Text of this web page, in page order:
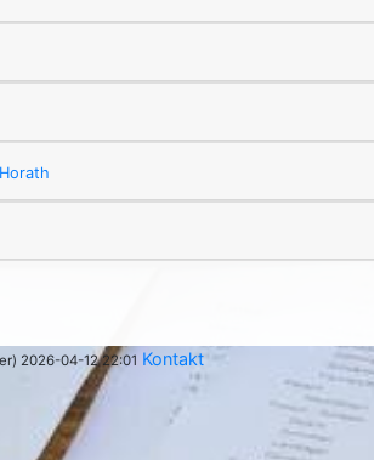
2026-04-12 22:01 Kontakt